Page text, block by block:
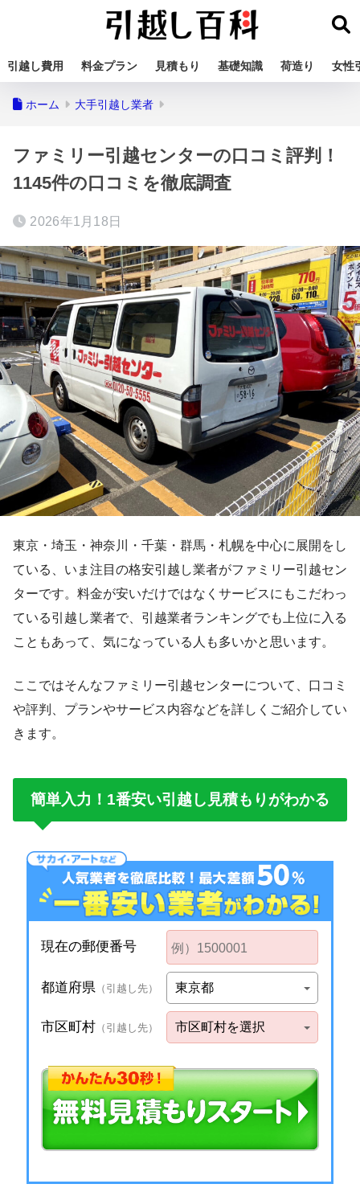
引越し費用 料金プラン 見積もり 基礎知識 荷造り 女性
ホーム 大手引越し業者
ファミリー引越センターの口コミ評判！
1145件の口コミを徹底調査
2026年1月18日
東京・埼玉・神奈川・千葉・群馬・札幌を中心に展開をし
ている、いま注目の格安引越し業者がファミリー引越セン
ターです。料金が安いだけではなくサービスにもこだわっ
ている引越し業者で、引越業者ランキングでも上位に入る
こともあって、気になっている人も多いかと思います。
ここではそんなファミリー引越センターについて、口コミ
や評判、プランやサービス内容などを詳しくご紹介してい
きます。
簡単入力！1番安い引越し見積もりがわかる